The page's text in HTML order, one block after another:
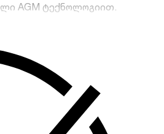
AGM ტექნოლოგიით.
ვადით,
წყაროებისთვის (UPS)